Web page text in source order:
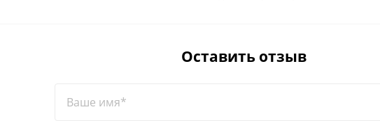
Оставить отзыв
Ваше имя*